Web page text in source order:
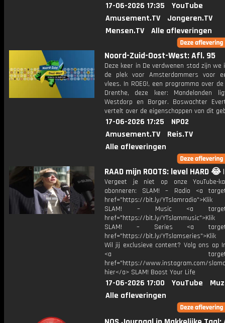
17-06-2026 17:35
YouTube
Amusement.TV
Jongeren.TV
Mensen.TV
Alle afleveringen
Noord-Zuid-Oost-West: Afl. 95
Deze keer in De verdwenen stad zijn we
de plek voor Amsterdammers voor
vlees. In ROEG!, een programma over
Drenthe, deze keer: Mandelanden
Westdorp en Borger. Boswachter
vertelt over de eigenschappen van dit
17-06-2026 17:25
NPO2
Amusement.TV
Reis.TV
Alle afleveringen
RAAD mijn ROOTS: level HARD 😂
Vergeet je niet op onze YouTube-
abonneren: SLAM! – Radio <a
href="https://bit.ly/
SLAM! – Music <a
href="https://bit.ly/
SLAM! – Series <a
href="https://bit.ly/
Wil jij exclusieve content? Volg ons op
<a
href="https://www.instagram.com/
hier</a> SLAM! Boost Your Life
17-06-2026 17:00 YouTube
Alle afleveringen